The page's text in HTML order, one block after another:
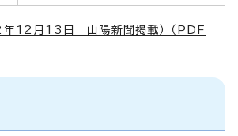
年12月13日 山陽新聞掲載） （PDF